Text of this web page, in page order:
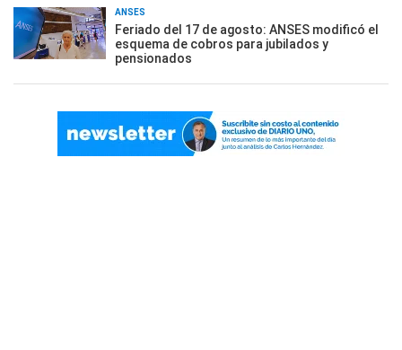
ANSES
Feriado del 17 de agosto: ANSES modificó el
esquema de cobros para jubilados y
pensionados